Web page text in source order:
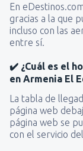
En
gracias a la que
incluso con las
entre sí.
✔️ ¿Cuál es el
en Armenia El
La tabla de
página web
página web se
con el servicio